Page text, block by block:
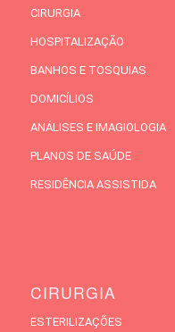
CIRURGIA
HOSPITALIZAÇÃO
BANHOS E TOSQUIAS
DOMICÍLIOS
ANÁLISES E IMAGIOLOGIA
PLANOS DE SAÚDE
RESIDÊNCIA ASSISTIDA
CIRURGIA
ESTERILIZAÇÕES